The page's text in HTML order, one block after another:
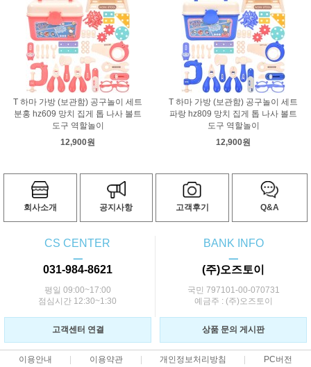
T 하마 가방 (보관함) 공구놀이 세트
분홍 hz609 망치 집게 톱 나사 볼트
도구 역할놀이
12,900원
T 하마 가방 (보관함) 공구놀이 세트
파랑 hz809 망치 집게 톱 나사 볼트
도구 역할놀이
12,900원
회사소개 공지사항 고객후기 Q&A
CS CENTER
ㅡ
031-984-8621
평일 09:00~17:00
점심시간 12:30~1:30
BANK INFO
ㅡ
(주)오즈토이
국민 797101-00-070731
예금주 : (주)오즈토이
고객센터 연결 상품 문의 게시판
이용안내 이용약관 개인정보처리방침 PC버전